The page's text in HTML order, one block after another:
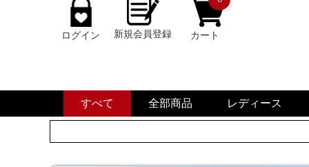
ログイン 新規会員登録 カート
すべて 全部商品 レディース